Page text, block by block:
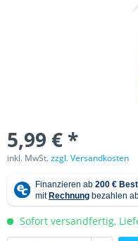
5,99 € *
inkl. MwSt.zzgl. Versandkosten
Sofort versandfertig,